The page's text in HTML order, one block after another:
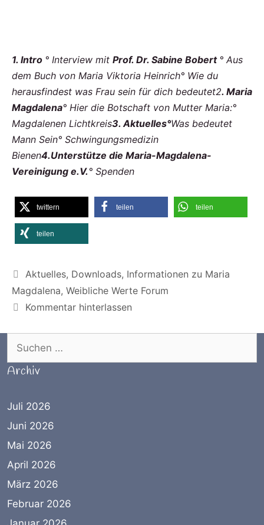
1. Intro ° Interview mit Prof. Dr. Sabine Bobert ° Aus
dem Buch von Maria Viktoria Heinrich° Wie du
herausfindest was Frau sein für dich bedeutet2. Maria
Magdalena° Hier die Botschaft von Mutter Maria:°
Magdalenen Lichtkreis3. Aktuelles°Was bedeutet
Mann Sein° Schwingungsmedizin
Bienen4.Unterstütze die Maria-Magdalena-
Vereinigung e.V.° Spenden
twittern teilen teilen
teilen
Kategorien
Aktuelles, Downloads, Informationen zu Maria
Magdalena, Weibliche Werte Forum
Kommentar hinterlassen
Suchen nach:
Archiv
Juli 2026
Juni 2026
Mai 2026
April 2026
März 2026
Februar 2026